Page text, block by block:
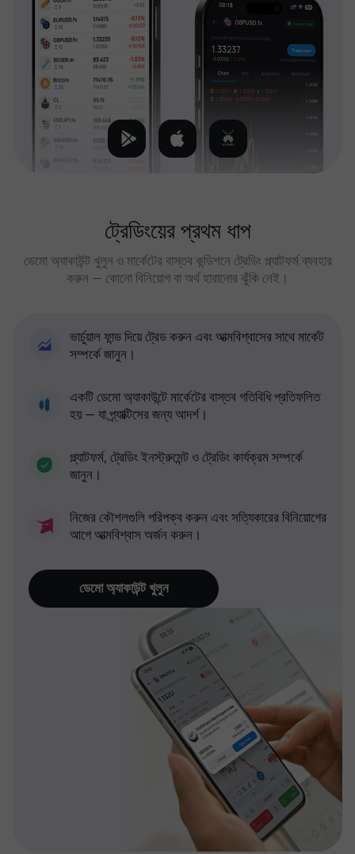
ট্রেডিংয়ের প্রথম ধাপ
ডেমো অ্যাকাউন্ট খুলুন ও মার্কেটের বাস্তব কন্ডিশনে ট্রেডিং প্ল্যাটফর্ম ব্যবহার
করুন — কোনো বিনিয়োগ বা অর্থ হারানোর ঝুঁকি নেই।
ভার্চুয়াল ফান্ড দিয়ে ট্রেড করুন এবং আত্মবিশ্বাসের সাথে মার্কেট
সম্পর্কে জানুন।
একটি ডেমো অ্যাকাউন্টে মার্কেটের বাস্তব গতিবিধি প্রতিফলিত
হয় — যা প্র্যাক্টিসের জন্য আদর্শ।
প্ল্যাটফর্ম, ট্রেডিং ইনস্ট্রুমেন্ট ও ট্রেডিং কার্যক্রম সম্পর্কে
জানুন।
নিজের কৌশলগুলি পরিপক্ব করুন এবং সত্যিকারের বিনিয়োগের
আগে আত্মবিশ্বাস অর্জন করুন।
ডেমো অ্যাকাউন্ট খুলুন